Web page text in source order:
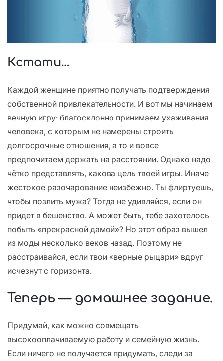
Кстати…
Каждой женщине приятно получать подтверждения
собственной привлекательности. И вот мы начинаем
вечную игру: благосклонно принимаем ухаживания
человека, с которым не намерены строить
долгосрочные отношения, а то и вовсе
предпочитаем держать на расстоянии. Однако надо
чётко представлять, какова цель твоей игры. Иначе
жестокое разочарование неизбежно. Ты флиртуешь,
чтобы позлить мужа? Тогда не удивляйся, если он
придет в бешенство. А может быть, тебе захотелось
побыть «прекрасной дамой»? Но этот образ вышел
из моды несколько веков назад. Поэтому не
расстраивайся, если твои «верные рыцари» вдруг
исчезнут с горизонта.
Теперь — домашнее задание.
Придумай, как можно совмещать
высокооплачиваемую работу и семейную жизнь.
Если ничего не получается придумать, следи за